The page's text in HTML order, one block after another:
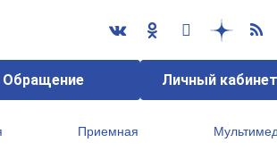
Обращение Личный
Приемная